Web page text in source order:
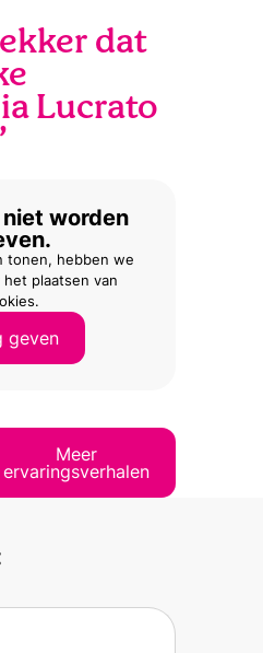
dat
Lucrato
worden
tonen, hebben we
plaatsen van
geven
Meer
ervaringsverhalen